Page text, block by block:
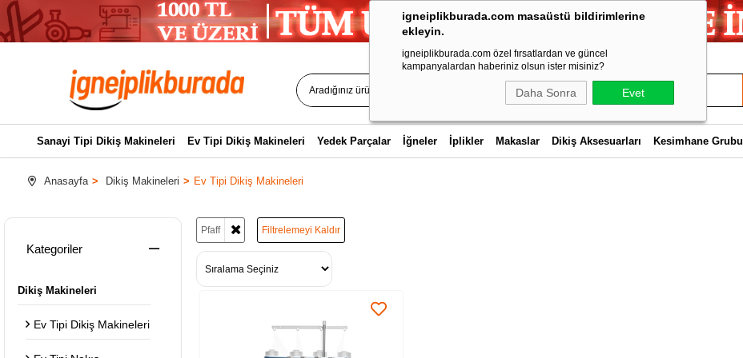
igneiplikburada.com masaüstü bildirimlerine
ekleyin.
igneiplikburada.com özel fırsatlardan ve güncel
kampanyalardan haberiniz olsun ister misiniz?
Daha Sonra Evet
Sanayi Tipi Dikiş Makineleri Ev Tipi Dikiş Makineleri Yedek Parçalar İğneler İplikler Makaslar Dikiş Aksesuarları Kesimhane Grubu
Anasayfa Dikiş Makineleri Ev Tipi Dikiş Makineleri
Kategoriler
Dikiş Makineleri
Ev Tipi Dikiş Makineleri
Pfaff Filtrelemeyi Kaldır